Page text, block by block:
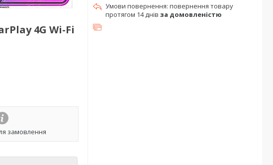
4G Wi-Fi
замовлення
повернення товару
протягом 14 днів за домовленістю